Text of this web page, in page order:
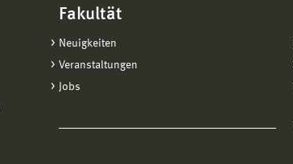
Fakultät
Neuigkeiten
Veranstaltungen
Jobs